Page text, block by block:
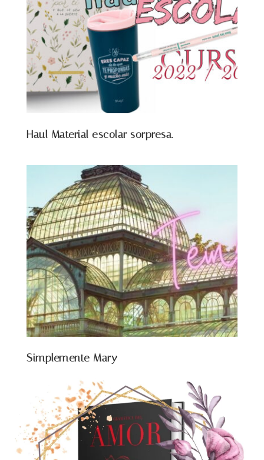
Haul Material escolar sorpresa.
Simplemente Mary